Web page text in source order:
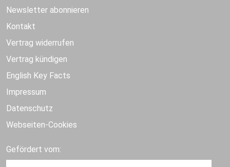
Newsletter abonnieren
Kontakt
Vertrag widerrufen
Vertrag kündigen
English Key Facts
Impressum
Datenschutz
Webseiten-Cookies
Gefördert vom: